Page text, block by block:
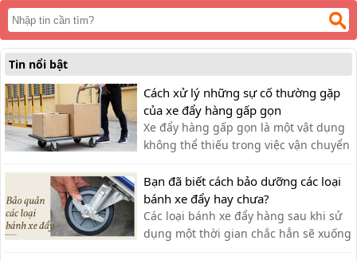
Tin nổi bật
Cách xử lý những sự cố thường gặp
của xe đẩy hàng gấp gọn
Xe đẩy hàng gấp gọn là một vật dụng
không thể thiếu trong việc vận chuyển
hàng hóa. Sau một thời gian, xe có thể
gặp phải một số lỗi. Cùng tìm hiểu
trong bài viết sau
Bạn đã biết cách bảo dưỡng các loại
bánh xe đẩy hay chưa?
Các loại bánh xe đẩy hàng sau khi sử
dụng một thời gian chắc hẳn sẽ xuống
cấp và không thể vận hành một cách